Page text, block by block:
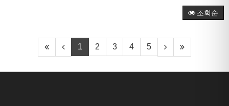
조회순
1 2 3 4 5